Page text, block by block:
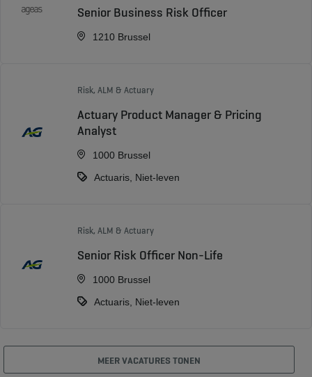
Senior Business Risk Officer
1210 Brussel
Risk, ALM & Actuary
Actuary Product Manager & Pricing
Analyst
1000 Brussel
Actuaris, Niet-leven
Risk, ALM & Actuary
Senior Risk Officer Non-Life
1000 Brussel
Actuaris, Niet-leven
MEER VACATURES TONEN